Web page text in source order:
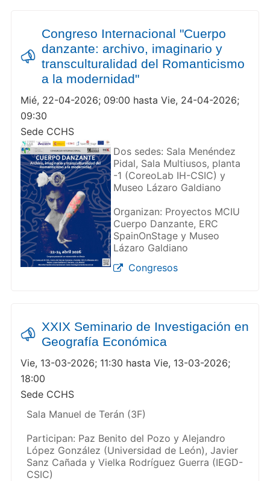
Congreso Internacional "Cuerpo
danzante: archivo, imaginario y
transculturalidad del Romanticismo
a la modernidad"
Mié, 22-04-2026; 09:00 hasta Vie, 24-04-2026;
09:30
Sede CCHS
Dos sedes: Sala Menéndez
Pidal, Sala Multiusos, planta
-1 (CoreoLab IH-CSIC) y
Museo Lázaro Galdiano
Organizan: Proyectos MCIU
Cuerpo Danzante, ERC
SpainOnStage y Museo
Lázaro Galdiano
Congresos
XXIX Seminario de Investigación en
Geografía Económica
Vie, 13-03-2026; 11:30 hasta Vie, 13-03-2026;
18:00
Sede CCHS
Sala Manuel de Terán (3F)
Participan: Paz Benito del Pozo y Alejandro
López González (Universidad de León), Javier
Sanz Cañada y Vielka Rodríguez Guerra (IEGD-
CSIC)